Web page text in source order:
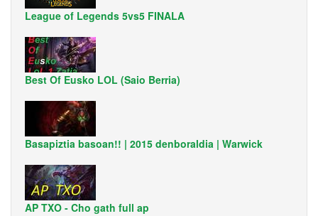
League of Legends 5vs5 FINALA
Best Of Eusko LOL (Saio Berria)
Basapiztia basoan!! | 2015 denboraldia | Warwick
AP TXO - Cho gath full ap